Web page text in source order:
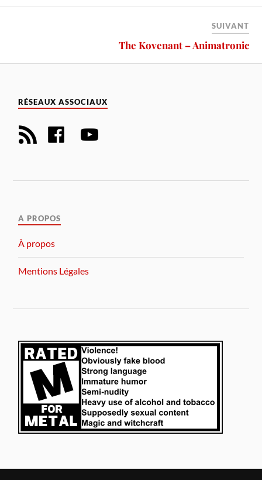
SUIVANT
The Kovenant – Animatronic
RÉSEAUX ASSOCIAUX
A PROPOS
À propos
Mentions Légales